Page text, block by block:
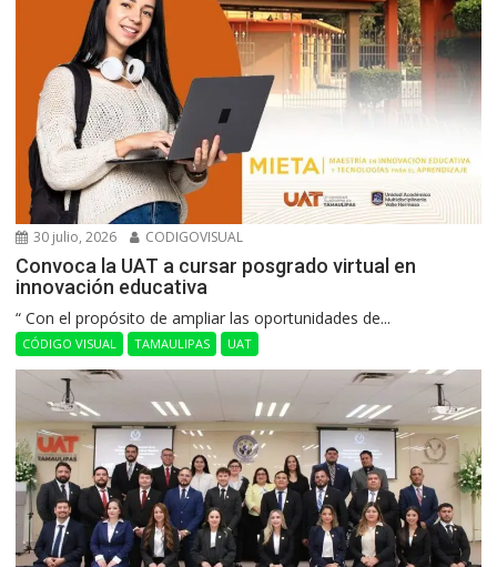
30 julio, 2026 CODIGOVISUAL
Convoca la UAT a cursar posgrado virtual en
innovación educativa
“ Con el propósito de ampliar las oportunidades de...
CÓDIGO VISUAL TAMAULIPAS UAT